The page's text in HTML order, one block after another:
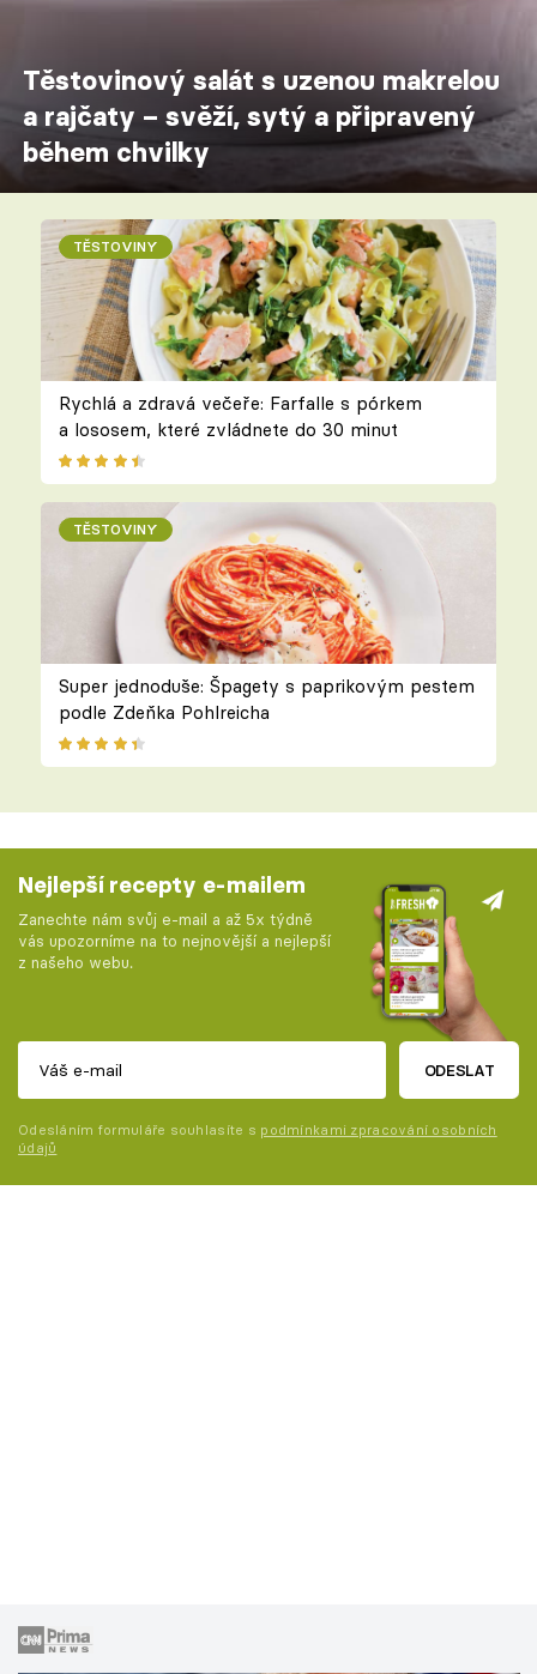
Těstovinový salát s uzenou makrelou
a rajčaty – svěží, sytý a připravený
během chvilky
TĚSTOVINY
Rychlá a zdravá večeře: Farfalle s pórkem
a lososem, které zvládnete do 30 minut
TĚSTOVINY
Super jednoduše: Špagety s paprikovým pestem
podle Zdeňka Pohlreicha
Nejlepší recepty e-mailem
Zanechte nám svůj e-mail a až 5x týdně
vás upozorníme na to nejnovější a nejlepší
z našeho webu.
ODESLAT
Odesláním formuláře souhlasíte s podmínkami zpracování osobních
údajů